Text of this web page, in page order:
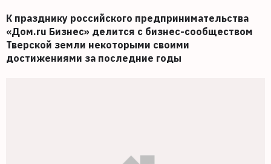
К празднику российского предпринимательства
«Дом.ru Бизнес» делится с бизнес-сообществом
Тверской земли некоторыми своими
достижениями за последние годы